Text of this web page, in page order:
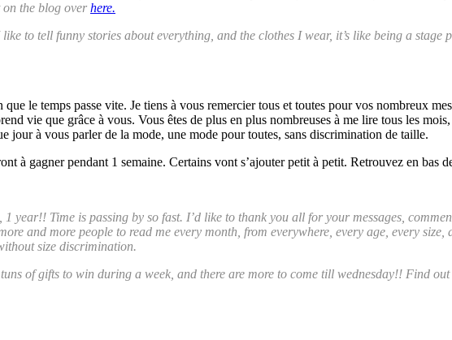
on the blog over here.
to tell funny stories about everything, and the clothes I wear, it’s like being a stage
le temps passe vite. Je tiens à vous remercier tous et toutes pour vos nombreux
vie que grâce à vous. Vous êtes de plus en plus nombreuses à me lire tous les
jour à vous parler de la mode, une mode pour toutes, sans discrimination de taille.
à gagner pendant 1 semaine. Certains vont s’ajouter petit à petit. Retrouvez en bas
year!! Time is passing by so fast. I’d like to thank you all for your messages,
and more people to read me every month, from everywhere, every age, every
size discrimination.
of gifts to win during a week, and there are more to come till wednesday!! Find